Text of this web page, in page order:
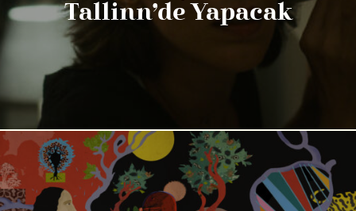
Tallinn’de Yapacak